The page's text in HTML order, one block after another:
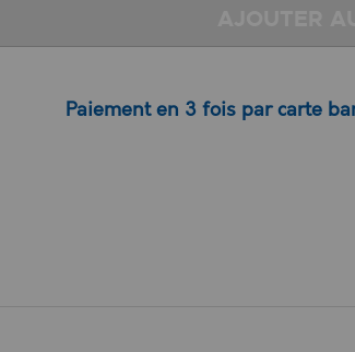
Paiement en 3 fois par carte